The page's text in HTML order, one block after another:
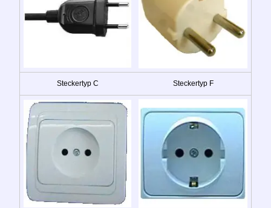
Steckertyp C Steckertyp F